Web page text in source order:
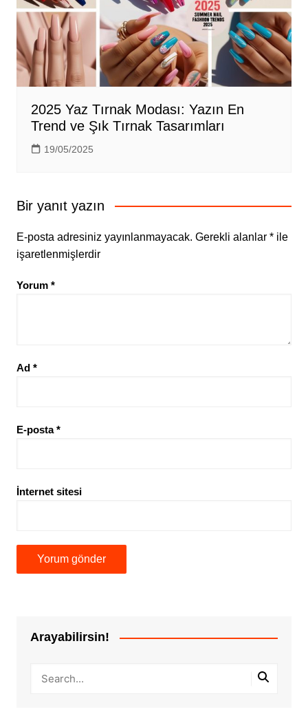
2025 Yaz Tırnak Modası: Yazın En
Trend ve Şık Tırnak Tasarımları
19/05/2025
Bir yanıt yazın
E-posta adresiniz yayınlanmayacak. Gerekli alanlar *ile
işaretlenmişlerdir
Yorum *
Ad *
E-posta*
İnternet sitesi
Arayabilirsin!